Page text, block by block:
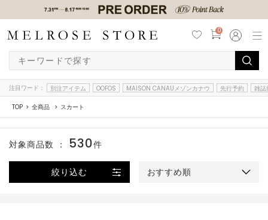
0
注目ワード： 別注アイテム OOFOS MAISON CANAUメゾンカナウ 先行予約 雑誌
TOP 全商品 スカート
絞り込む おすすめ順
対象商品数 ： 530件